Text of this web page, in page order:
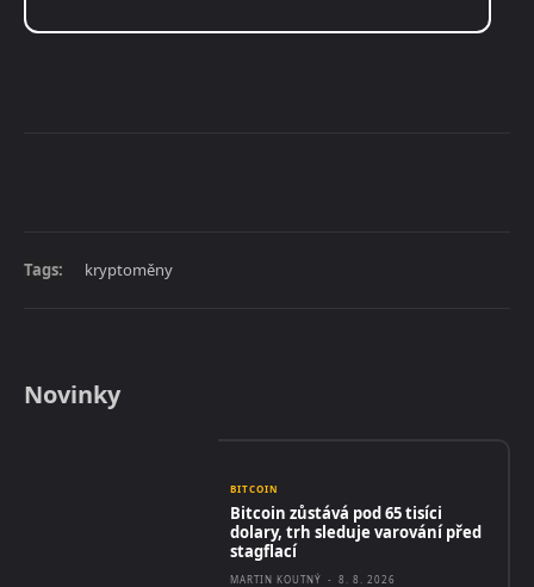
Tags: kryptoměny
Novinky
BITCOIN
Bitcoin zůstává pod 65 tisíci
dolary, trh sleduje varování před
stagflací
MARTIN KOUTNÝ - 8. 8. 2026